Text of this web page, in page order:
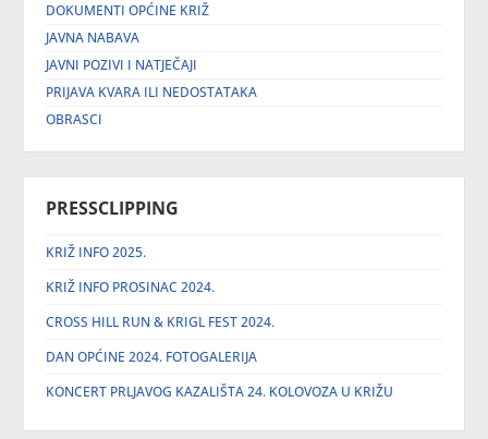
DOKUMENTI OPĆINE KRIŽ
JAVNA NABAVA
JAVNI POZIVI I NATJEČAJI
PRIJAVA KVARA ILI NEDOSTATAKA
OBRASCI
PRESSCLIPPING
KRIŽ INFO 2025.
KRIŽ INFO PROSINAC 2024.
CROSS HILL RUN & KRIGL FEST 2024.
DAN OPĆINE 2024. FOTOGALERIJA
KONCERT PRLJAVOG KAZALIŠTA 24. KOLOVOZA U KRIŽU